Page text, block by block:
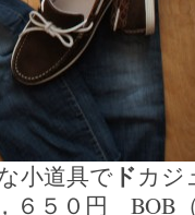
小道具で ドカジ
６５０円 BOB